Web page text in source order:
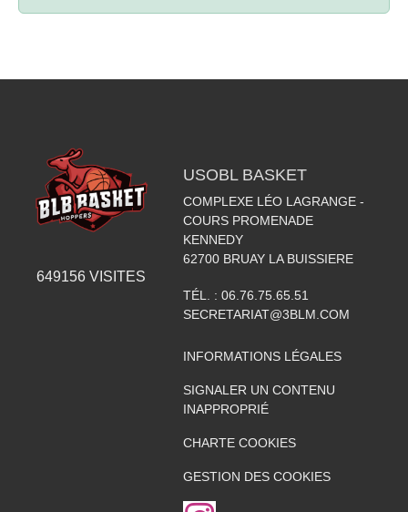
649156 VISITES
USOBL BASKET
COMPLEXE LÉO LAGRANGE -
COURS PROMENADE
KENNEDY
62700 BRUAY LA BUISSIERE
TÉL. : 06.76.75.65.51
SECRETARIAT@3BLM.COM
INFORMATIONS LÉGALES
SIGNALER UN CONTENU
INAPPROPRIÉ
CHARTE COOKIES
GESTION DES COOKIES